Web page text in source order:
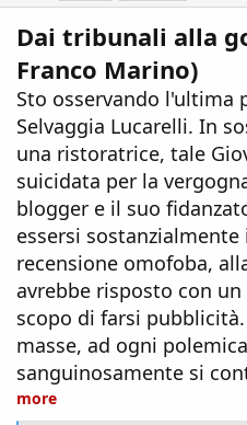
Dai tribunali alla
Franco Marino)
Sto osservando l'ultima
Selvaggia Lucarelli. In
una ristoratrice, tale
suicidata per la
blogger e il suo
essersi
recensione omofoba,
avrebbe risposto con
scopo di farsi
masse, ad ogni
sanguinosamente si
more